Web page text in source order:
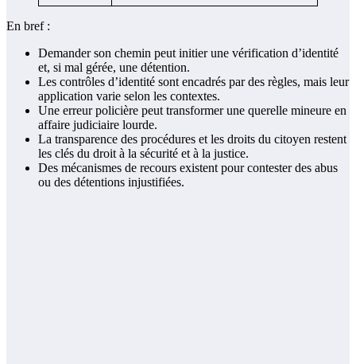
En bref :
Demander son chemin peut initier une vérification d’identité
et, si mal gérée, une détention.
Les contrôles d’identité sont encadrés par des règles, mais leur
application varie selon les contextes.
Une erreur policière peut transformer une querelle mineure en
affaire judiciaire lourde.
La transparence des procédures et les droits du citoyen restent
les clés du droit à la sécurité et à la justice.
Des mécanismes de recours existent pour contester des abus
ou des détentions injustifiées.